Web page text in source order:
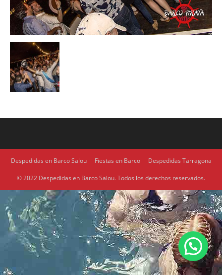
Despedidas en Barco Salou Fiestas en Barco Despedidas Tarragona
© 2022 Despedidas en Barco Salou. Todos los derechos reservados.
1